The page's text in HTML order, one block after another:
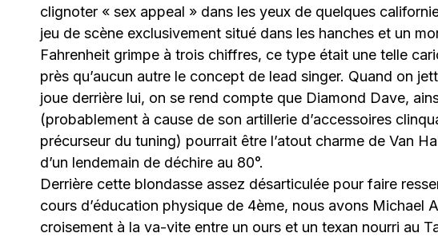
clignoter « sex appeal » dans les yeux de quelques
jeu de scène exclusivement situé dans les hanches et un
Fahrenheit grimpe à trois chiffres, ce type était une telle
près qu’aucun autre le concept de lead singer. Quand on
joue derrière lui, on se rend compte que Diamond Dave,
(probablement à cause de son artillerie d’accessoires
précurseur du tuning) pourrait être l’atout charme de Van
d’un lendemain de déchire au 80°.
Derrière cette blondasse assez désarticulée pour faire
cours d’éducation physique de 4ème, nous avons Michael
croisement à la va-vite entre un ours et un texan nourri au